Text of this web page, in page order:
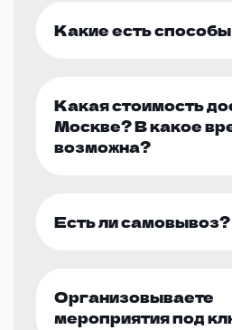
Какие есть
Какая стоимость
Москве? В какое
возможна?
Есть ли самовывоз?
Организовываете
мероприятия под